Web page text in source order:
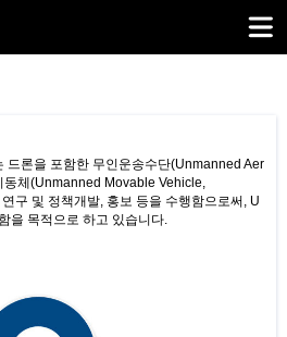
드론을 포함한 무인운송수단(Unmanned Aer
동체(Unmanned Movable Vehicle,
구 및 정책개발, 홍보 등을 수행함으로써, U
을 목적으로 하고 있습니다.